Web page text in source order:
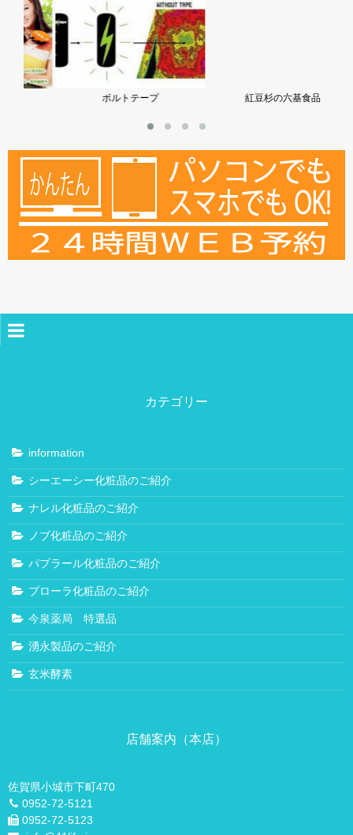
ボルトテープ 紅豆杉の六基食品
小城本店
鍋島アーガス店
プライバシーポリシー
健康相談
健康相談
認知症改善プログラム
当店流ダイエット
薬と健康のお問合せ
子宝相談
子宝相談
美容相談
カテゴリー
information
シーエーシー化粧品のご紹介
ナレル化粧品のご紹介
ノブ化粧品のご紹介
パプラール化粧品のご紹介
プローラ化粧品のご紹介
今泉薬局 特選品
湧永製品のご紹介
玄米酵素
店舗案内（本店）
佐賀県小城市下町470
0952-72-5121
0952-72-5123